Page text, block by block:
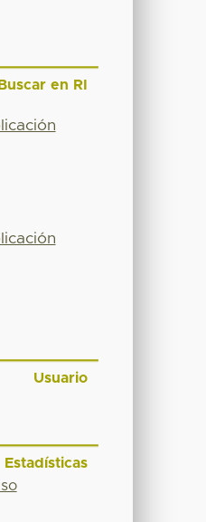
Buscar en RI
Usuario
Estadísticas